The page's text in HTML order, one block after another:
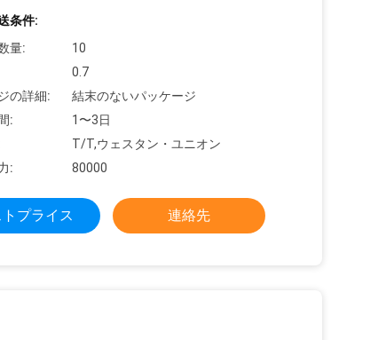
条件:
量:
10
0.7
の詳細:
結末のないパッケージ
:
1〜3日
T/T,ウェスタン・ユニオン
:
80000
プライス 連絡先